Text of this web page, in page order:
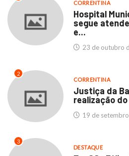
CORRENTINA
Hospital
segue
e...
23 de outubro
2
CORRENTINA
Justiça da
realização
19 de
3
DESTAQUE